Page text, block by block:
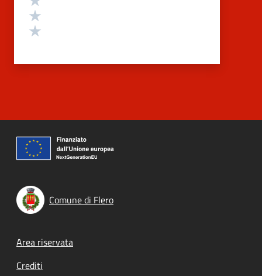
Comune di Flero
Footer menu
Area riservata
Crediti